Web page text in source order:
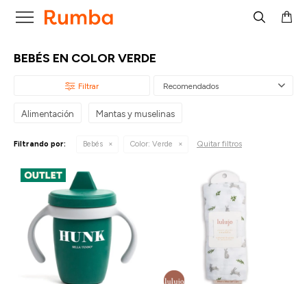

BEBÉS EN COLOR VERDE
Recomendados
Alimentación Mantas y muselinas
Filtrando por: Bebés Color: Verde Quitar filtros